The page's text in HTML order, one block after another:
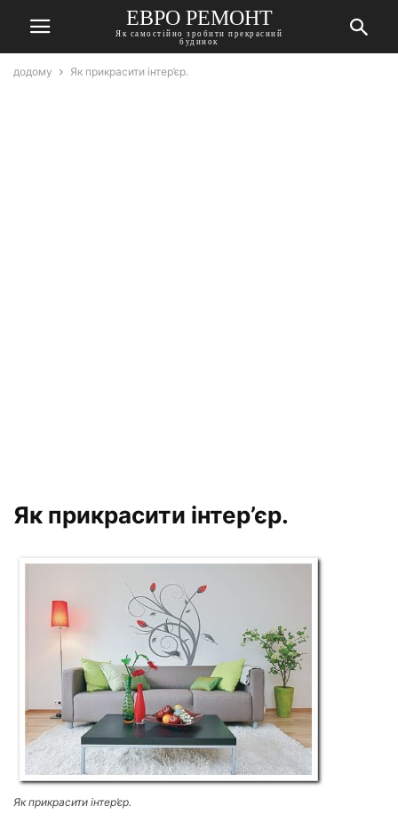
ЕВРО РЕМОНТ
Як самостійно зробити прекрасний
будинок
додому Як прикрасити інтер’єр.
Як прикрасити інтер’єр.
Як прикрасити інтер’єр.